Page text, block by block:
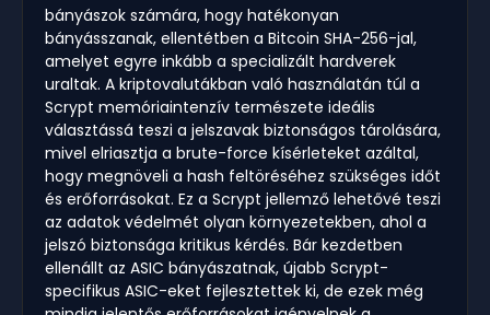
bányászok számára, hogy hatékonyan
bányásszanak, ellentétben a Bitcoin SHA-256-jal,
amelyet egyre inkább a specializált hardverek
uraltak. A kriptovalutákban való használatán túl a
Scrypt memóriaintenzív természete ideális
választássá teszi a jelszavak biztonságos tárolására,
mivel elriasztja a brute-force kísérleteket azáltal,
hogy megnöveli a hash feltöréséhez szükséges időt
és erőforrásokat. Ez a Scrypt jellemző lehetővé teszi
az adatok védelmét olyan környezetekben, ahol a
jelszó biztonsága kritikus kérdés. Bár kezdetben
ellenállt az ASIC bányászatnak, újabb Scrypt-
specifikus ASIC-eket fejlesztettek ki, de ezek még